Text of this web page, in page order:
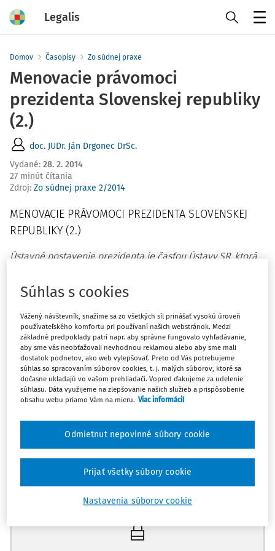
Legalis
Domov Časopisy Zo súdnej praxe
Menovacie právomoci
prezidenta Slovenskej republiky
(2.)
doc. JUDr. Ján Drgonec DrSc.
Vydané: 28. 2. 2014
27 minút čítania
Zdroj: Zo súdnej praxe 2/2014
MENOVACIE PRÁVOMOCI PREZIDENTA SLOVENSKEJ
REPUBLIKY (2.)
Ústavné postavenie prezidenta je časťou Ústavy SR, ktorá
strán a ich lídrov a im priaznivo naklonených masmédií.
vynakladá nemalé úsilie na deformáciu ústavnej úpravy
interpretáciou tak, aby sa Ústava SR vysvetľovala a
aplikovala spôsobom prijateľným pre spriaznenú politickú
stranu a jej lídrov. Výsledkom je zachovávanie nejasností o
tom, čo hlava Slovenskej republiky môže podľa Ústavy SR
a ju interpretujúcich rozhodnutí Ústavného súdu SR.
sporov vždy, keď vznikne politický záujem na vyvolaní
sporu. Pravidelným predmetom takých sporov sú
menovacie právomoci prezidenta SR.
[pokračovanie z predchádzajúceho čísla - Menovacie
právomoci prezidenta Slovenskej republiky (1.)]
Máte predplatné? Prihláste sa
Súhlas s cookies
Vážený návštevník, snažíme sa zo všetkých síl prinášať vysokú úroveň
používateľského komfortu pri používaní našich webstránok. Medzi
základné predpoklady patrí napr. aby správne fungovalo vyhľadávanie,
aby sme vás neobťažovali nevhodnou reklamou alebo aby sme mali
dostatok podnetov, ako web vylepšovať. Preto od Vás potrebujeme
súhlas so spracovaním súborov cookies, t. j. malých súborov, ktoré sa
dočasne ukladajú vo vašom prehliadači. Vopred ďakujeme za udelenie
súhlasu. Dáta využijeme na zlepšovanie našich služieb a prispôsobenie
obsahu webu priamo Vám na mieru. Viac informácií
Nastavenia súborov cookie
Odmietnut nepovinné súbory cookie
Prijať všetky súbory cookie